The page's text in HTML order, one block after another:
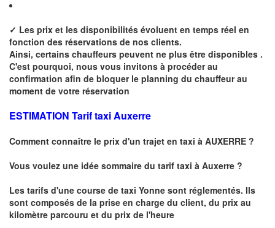
✓ Les prix et les disponibilités évoluent en temps réel en
fonction des réservations de nos clients.
Ainsi, certains chauffeurs peuvent ne plus être disponibles .
C'est pourquoi, nous vous invitons à procéder au
confirmation afin de bloquer le planning du chauffeur au
moment de votre réservation
ESTIMATION Tarif taxi Auxerre
Comment connaître le prix d'un trajet en taxi à AUXERRE ?
Vous voulez une idée sommaire du tarif taxi à Auxerre ?
Les tarifs d'une course de taxi Yonne sont réglementés. Ils
sont composés de la prise en charge du client, du prix au
kilomètre parcouru et du prix de l'heure